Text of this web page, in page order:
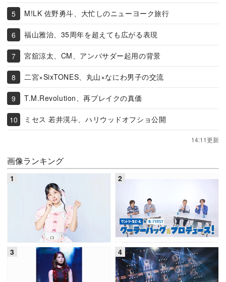
M!LK 佐野勇斗、大忙しのニューヨーク旅行
福山雅治、35周年を超えても広がる表現
宮舘涼太、CM、アンバサダー起用の背景
二宮×SixTONES、丸山×なにわ男子の交流
T.M.Revolution、再ブレイクの真価
ミセス 若井滉斗、ハリウッドオフショ公開
14:11更新
画像ランキング